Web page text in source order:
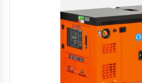
Formadora De Pizza
Freidoras Industriales